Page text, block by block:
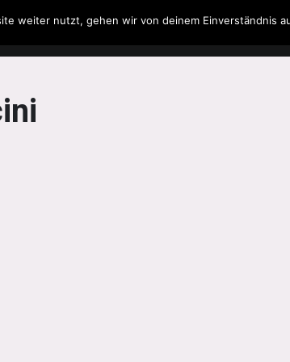
& Serien Musik Spielzeug Literatur
weiter nutzt, gehen wir von deinem Einverständnis